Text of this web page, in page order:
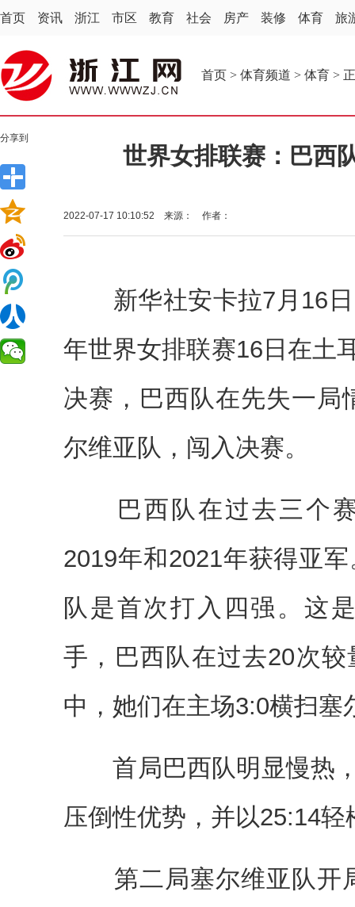
首页 资讯 浙江 市区 教育 社会 房产 装修 体育 旅
首页 > 体育频道 > 体育 >
分享到
世界女排联赛：巴西
2022-07-17 10:10:52 来源： 作者：
新华社安卡拉7月16日
年世界女排联赛16日在土
决赛，巴西队在先失一局
尔维亚队，闯入决赛。
巴西队在过去三个赛
2019年和2021年获得亚
队是首次打入四强。这
手，巴西队在过去20次
中，她们在主场3:0横扫塞
首局巴西队明显慢热，
压倒性优势，并以25:14轻
第二局塞尔维亚队开